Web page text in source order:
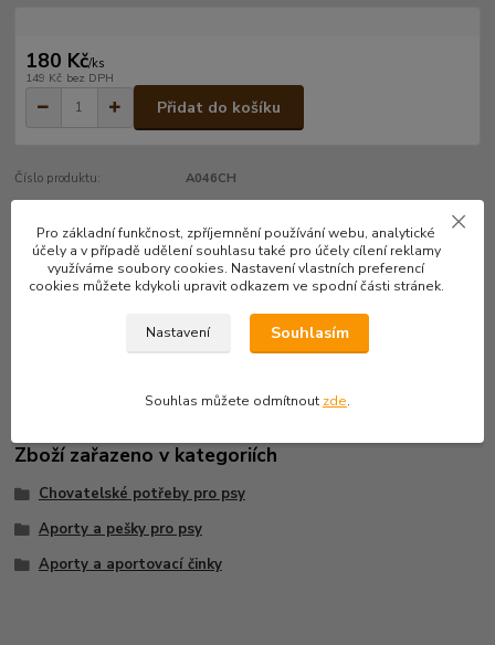
180 Kč/ks
149 Kč bez DPH
Přidat do košíku
Číslo produktu: A046CH
Kompletní specifikace
Výměnný střed
Zboží zařazeno v kategoriích
Chovatelské potřeby pro psy
Aporty a pešky pro psy
Aporty a aportovací činky
Pro základní funkčnost, zpříjemnění používání webu, analytické
účely a v případě udělení souhlasu také pro účely cílení reklamy
využíváme soubory cookies. Nastavení vlastních preferencí
cookies můžete kdykoli upravit odkazem ve spodní části stránek.
Nastavení Souhlasím
Souhlas můžete odmítnout zde.